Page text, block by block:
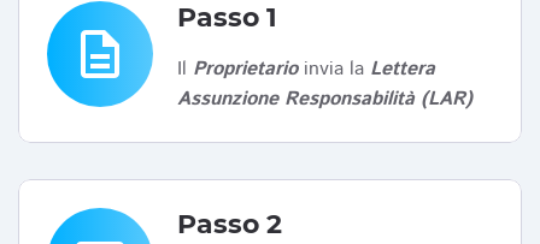
description
Passo 1
Il Proprietarioinvia la Lettera
Assunzione Responsabilità (LAR)
Passo 2